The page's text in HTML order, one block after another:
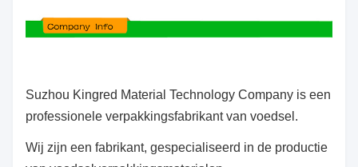
Suzhou Kingred Material Technology Company is een
professionele verpakkingsfabrikant van voedsel.
Wij zijn een fabrikant, gespecialiseerd in de productie